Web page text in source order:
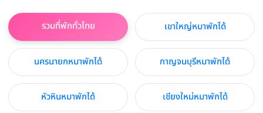
รวมที่พักทั่วไทย เขาใหญ่หมาพักได้
นครนายกหมาพักได้ กาญจนบุรีหมาพักได้
หัวหินหมาพักได้ เชียงใหม่หมาพักได้